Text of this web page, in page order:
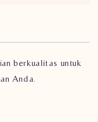
berkualitas untuk
Anda.